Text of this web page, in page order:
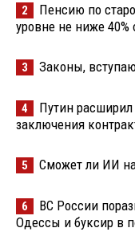
2
Пенсию по
уровне не ниже 40%
3 Законы,
4
Путин
заключения
5 Сможет ли ИИ
6
ВС России
Одессы и буксир в